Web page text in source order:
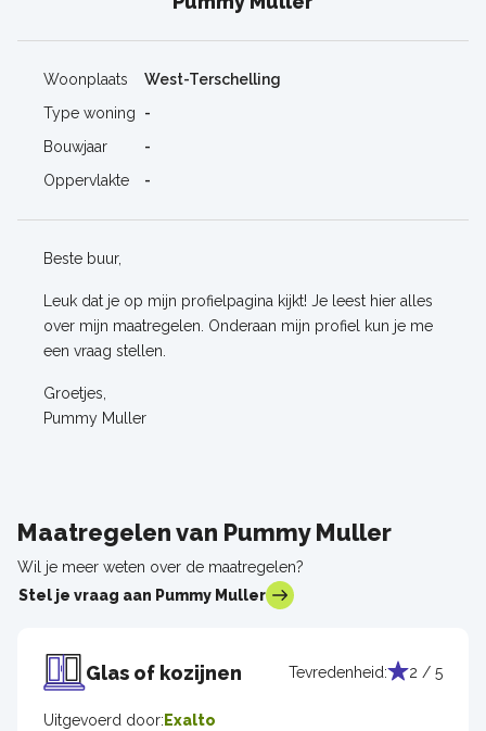
Woonplaats
West-Terschelling
Type woning
-
Bouwjaar
-
Oppervlakte
-
Beste buur,
Leuk dat je op mijn profielpagina kijkt! Je leest hier alles
over mijn maatregelen. Onderaan mijn profiel kun je me
een vraag stellen.
Groetjes,
Pummy Muller
Maatregelen van Pummy Muller
Wil je meer weten over de maatregelen?
Stel je vraag aan Pummy Muller
Glas of kozijnen Tevredenheid: 2 / 5
Uitgevoerd door: Exalto